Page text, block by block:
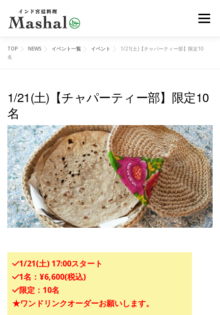
メニ
レッスン イベント オンラインショップ ブログ
メディア EN
TOP NEWS イベント一覧 イベント
1/21(土)【チャパーティー部】限定10
名
1/21(土)【チャパーティー部】限定10
名
1/21(土) 17:00スタート
1名：¥6,600(税込)
限定：10名
★ワンドリンクオーダーお願いします。